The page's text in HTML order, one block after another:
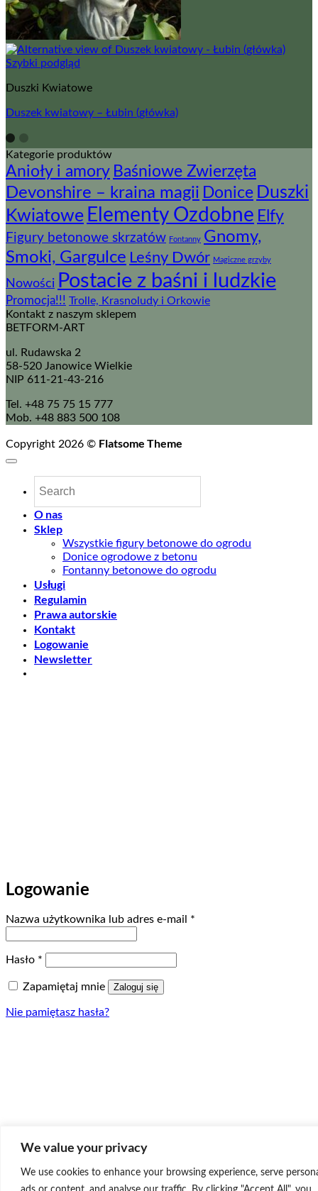
We value your privacy
We use cookies to enhance your browsing experience, serve
Szybki podgląd
Duszki Kwiatowe
Duszek kwiatowy – Łubin (główka)
Kategorie produktów
Anioły i amory Baśniowe Zwierzęta
Devonshire – kraina magii Donice Duszki
Kwiatowe Elementy Ozdobne Elfy
Figury betonowe skrzatów Fontanny Gnomy,
Smoki, Gargulce Leśny Dwór Magiczne grzyby
Nowości Postacie z baśni i ludzkie
Promocja!!! Trolle, Krasnoludy i Orkowie
Kontakt z naszym sklepem
BETFORM-ART
ul. Rudawska 2
58-520 Janowice Wielkie
NIP 611-21-43-216
Tel. +48 75 75 15 777
Mob. +48 883 500 108
Copyright 2026 © Flatsome Theme
O nas
Sklep
Wszystkie figury betonowe do ogrodu
Donice ogrodowe z betonu
Fontanny betonowe do ogrodu
Usługi
Regulamin
Prawa autorskie
Kontakt
Logowanie
Newsletter
Logowanie
Nazwa użytkownika lub adres e-mail *
Hasło *
Zapamiętaj mnie Zaloguj się
Nie pamiętasz hasła?